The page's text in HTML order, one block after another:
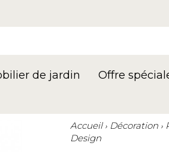
de jardin Offre
Accueil Décoration
Design